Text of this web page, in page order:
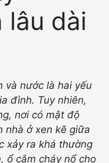
lâu dài
và nước là hai yếu
đình. Tuy nhiên,
nơi có mật độ
nhà ở xen kẽ giữa
xảy ra khá thường
ổ cắm cháy nổ cho